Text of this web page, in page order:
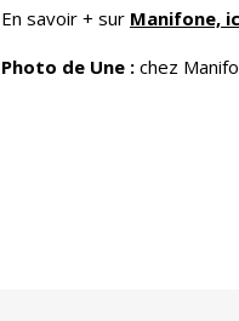
En savoir + sur Manifone,
Photo de Une : chez